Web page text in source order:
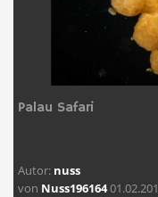
Palau Safari
Autor: nuss
von Nuss196164